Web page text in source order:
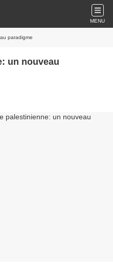
MENU
paradigme
un nouveau